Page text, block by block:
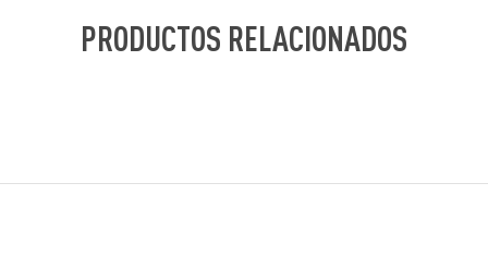
PRODUCTOS RELACIONADOS